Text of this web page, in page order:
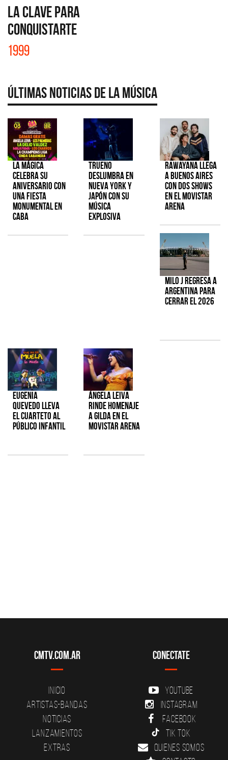
LA CLAVE PARA
CONQUISTARTE
1999
Últimas Noticias de la Música
La Mágica
celebra su
aniversario con
una fiesta
monumental en
CABA
TRUENO
deslumbra en
Nueva York y
Japón con su
música
explosiva
Rawayana llega
a Buenos Aires
con dos shows
en el Movistar
Arena
Milo J regresa a
Argentina para
cerrar el 2026
Eugenia
Quevedo lleva
el cuarteto al
público infantil
Ángela Leiva
rinde homenaje
a Gilda en el
Movistar Arena
CMTV.com.ar
Inicio
Artistas-Bandas
Noticias
Lanzamientos
Extras
Conectate
YouTube
Instagram
Facebook
Tik Tok
Quienes somos